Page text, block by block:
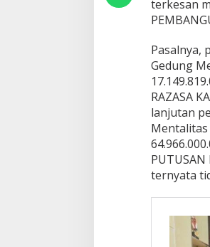
terkesan
Pasalnya,
Gedung
RAZASA
lanjutan
Mentalitas
PUTUSAN
ternyata